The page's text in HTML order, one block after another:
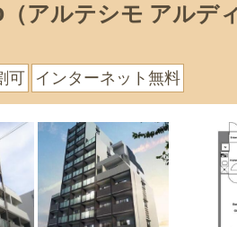
アルテシモ アルデ
可 インターネット無料